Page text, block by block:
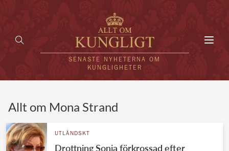
SENASTE NYHETERNA OM
KUNGLIGHETER
UTLÄNDSKT
Allt om Mona Strand
UTLÄNDSKT
Drottning Sonja förkrossad efter